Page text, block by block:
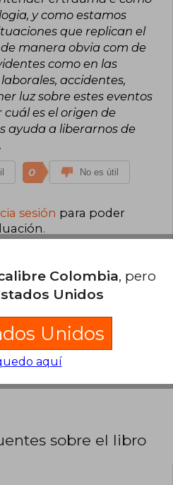
y como estamos
que replican el
manera obvia com de
como en las
accidentes,
luz sobre estes eventos
es el origen de
ayuda a liberarnos de
0 No es útil
sesión para poder
.
0% (0)
0% (0)
0% (0)
sobre el libro
Colombia, pero
Unidos
Unidos
aquí